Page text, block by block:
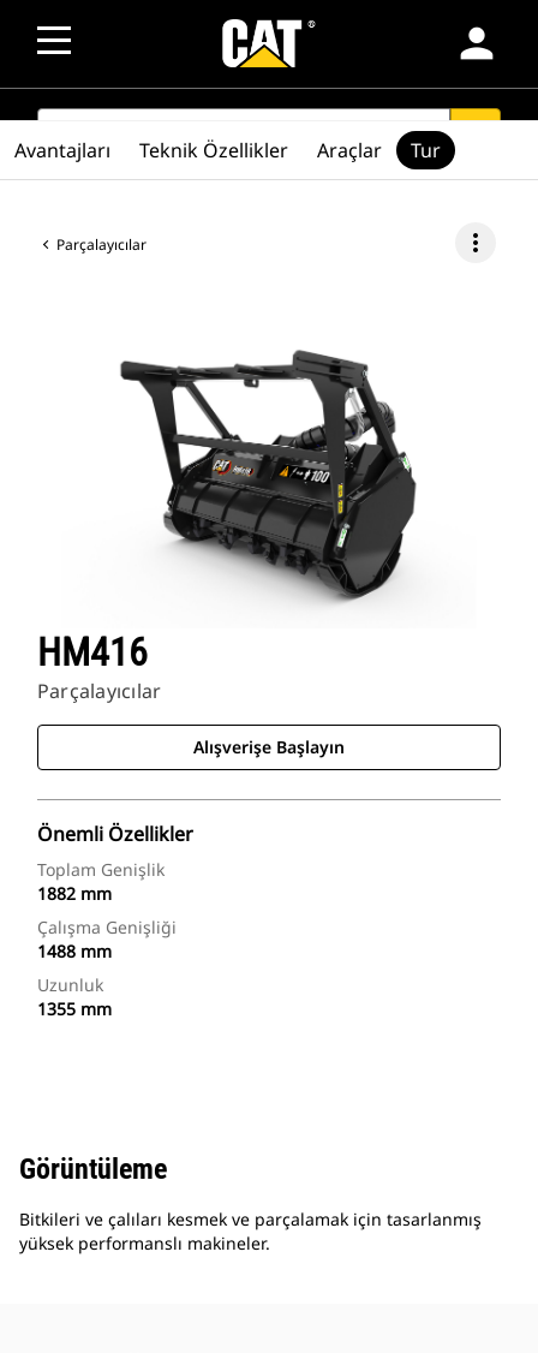
person
SEARCH
Parçalayıcılar more_vert
HM416
Parçalayıcılar
Alışverişe Başlayın
Önemli Özellikler
Toplam Genişlik
1882 mm
Çalışma Genişliği
1488 mm
Uzunluk
1355 mm
Avantajları Teknik Özellikler Araçlar Tur
Görüntüleme
Bitkileri ve çalıları kesmek ve parçalamak için tasarlanmış
yüksek performanslı makineler.